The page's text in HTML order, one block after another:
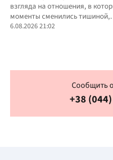
взгляда на отношения, в
моменты сменились тишиной,
безразличием и пустотой
6.08.2026 21:02
Сообщить
+38